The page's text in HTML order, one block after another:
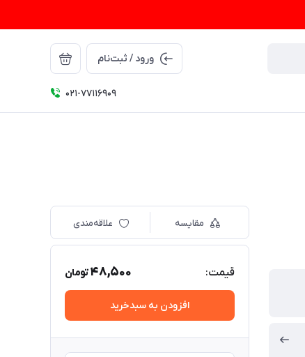
ورود / ثبت‌نام
021-77116909
مقایسه علاقه‌مندی
قیمت: 48,500تومان
افزودن به سبدخرید